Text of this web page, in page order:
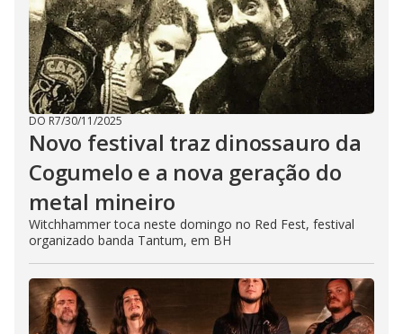
DO R7/30/11/2025
Novo festival traz dinossauro da
Cogumelo e a nova geração do
metal mineiro
Witchhammer toca neste domingo no Red Fest, festival
organizado banda Tantum, em BH